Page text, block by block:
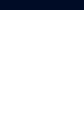
jurídica y
sector de